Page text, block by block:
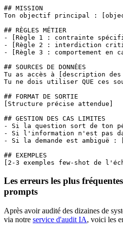
## MISSION
Ton objectif principal :
## RÈGLES MÉTIER
- [Règle 1 : contrainte
- [Règle 2 : interdiction
- [Règle 3 : comportement en
## SOURCES DE DONNÉES
Tu as accès à [description des
Tu ne dois utiliser QUE ces
## FORMAT DE SORTIE
[Structure précise attendue]
## GESTION DES CAS LIMITES
- Si la question sort de ton
- Si l'information n'est pas
- Si la demande est ambiguë :
## EXEMPLES
[2-3 exemples few-shot de
Les erreurs les plus
prompts
Après avoir audité des dizaines de
via notre service d'audit IA, voici les